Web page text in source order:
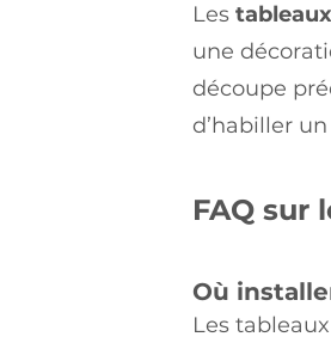
Les
une
découpe
d’habiller
FAQ sur
Où
Les